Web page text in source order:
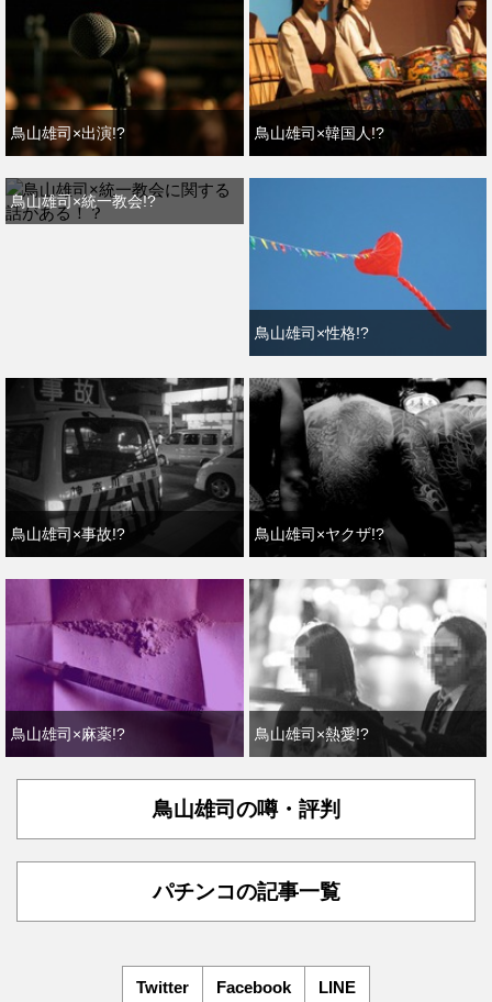
鳥山雄司×出演!? 鳥山雄司×韓国人!?
鳥山雄司×統一教会!?
鳥山雄司×性格!?
鳥山雄司×事故!? 鳥山雄司×ヤクザ!?
鳥山雄司×麻薬!? 鳥山雄司×熱愛!?
鳥山雄司の噂・評判
パチンコの記事一覧
Twitter Facebook LINE